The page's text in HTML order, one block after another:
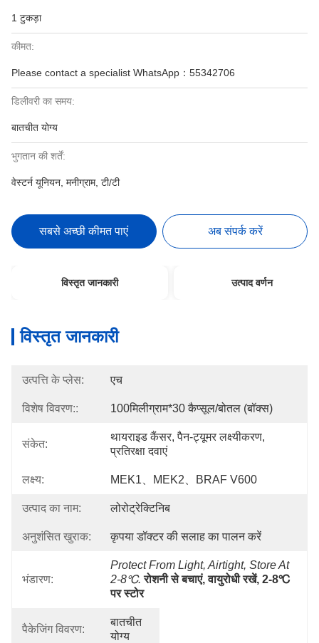
1 टुकड़ा
कीमत:
Please contact a specialist WhatsApp：55342706
डिलीवरी का समय:
बातचीत योग्य
भुगतान की शर्तें:
वेस्टर्न यूनियन, मनीग्राम, टी/टी
सबसे अच्छी कीमत पाएं अब संपर्क करें
विस्तृत जानकारी उत्पाद वर्णन
विस्तृत जानकारी
उत्पत्ति के प्लेस: एच
विशेष विवरण:: 100मिलीग्राम*30 कैप्सूल/बोतल (बॉक्स)
संकेत:
थायराइड कैंसर, पैन-ट्यूमर लक्ष्यीकरण,
प्रतिरक्षा दवाएं
लक्ष्य: MEK1、MEK2、BRAF V600
उत्पाद का नाम: लोरोट्रेक्टिनिब
अनुशंसित खुराक: कृपया डॉक्टर की सलाह का पालन करें
भंडारण:
Protect From Light, Airtight, Store At
2-8℃. रोशनी से बचाएं, वायुरोधी रखें, 2-8℃
पर स्टोर
पैकेजिंग विवरण:
बातचीत
योग्य